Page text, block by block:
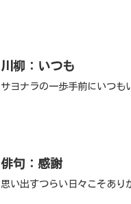
川柳：いつも
サヨナラの一歩手前にいつも
俳句：感謝
思い出すつらい日々こそあり